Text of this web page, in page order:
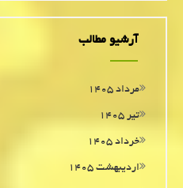
آرشیو مطالب
مرداد ۱۴۰۵
تیر ۱۴۰۵
خرداد ۱۴۰۵
اردیبهشت ۱۴۰۵